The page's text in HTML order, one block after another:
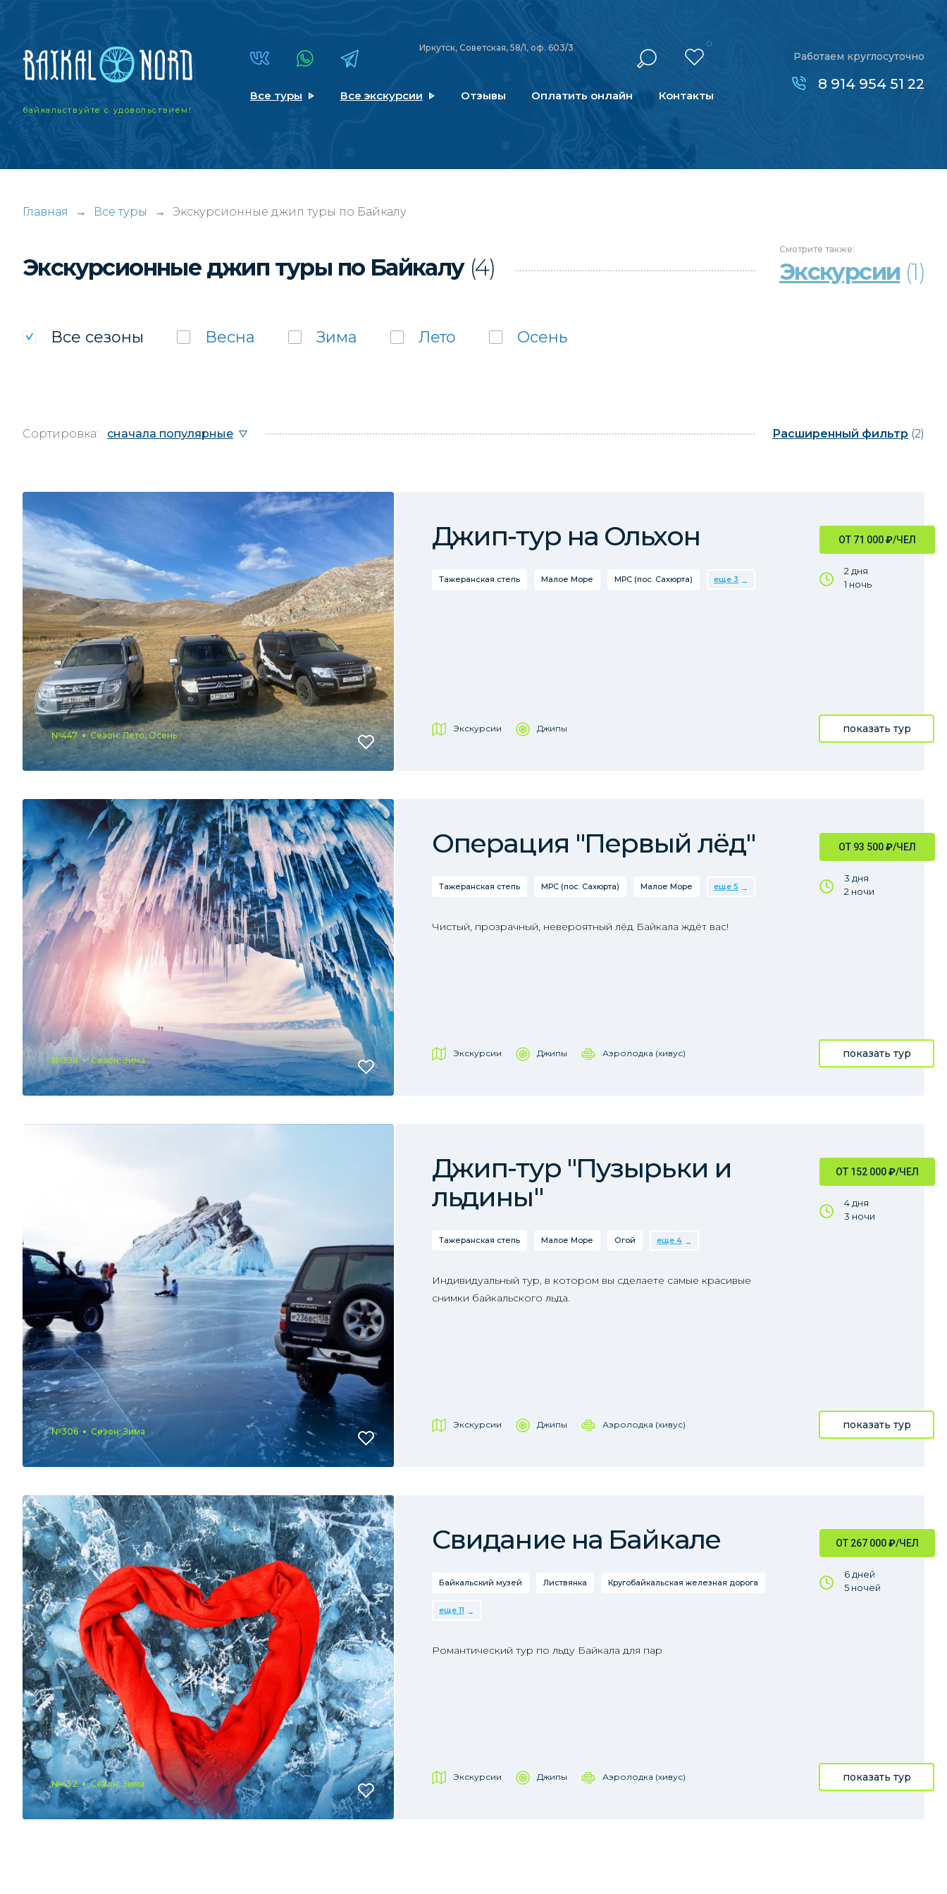
байкальствуйтес удовольствием!
Иркутск, Советская, 58/1, оф. 603/3 0
Все туры Все экскурсии Отзывы Оплатить онлайн Контакты
Работаем круглосуточно
8 914 954 51 22
Главная → Все туры → Экскурсионные джип туры по Байкалу
Экскурсионные джип туры по Байкалу (4)
Смотрите также:
Экскурсии (1)
Все сезоны Весна Зима Лето Осень
Сортировка: сначала популярные Расширенный фильтр (2)
№447 Сезон: Лето, Осень
ОТ 71 000₽/ЧЕЛ
2 дня
1 ночь
Джип-тур на Ольхон
Тажеранская степь Малое Море МРС (пос. Сахюрта) еще 3
Экскурсии Джипы показать тур
№398 Сезон: Зима
ОТ 93 500₽/ЧЕЛ
3 дня
2 ночи
Операция "Первый лёд"
Тажеранская степь МРС (пос. Сахюрта) Малое Море еще 5
Чистый, прозрачный, невероятный лёд Байкала ждёт вас!
Экскурсии Джипы Аэролодка (хивус) показать тур
№306 Сезон: Зима
ОТ 152 000₽/ЧЕЛ
4 дня
3 ночи
Джип-тур "Пузырьки и
льдины"
Тажеранская степь Малое Море Огой еще 4
Индивидуальный тур, в котором вы сделаете самые красивые
снимки байкальского льда.
Экскурсии Джипы Аэролодка (хивус) показать тур
№452 Сезон: Зима
ОТ 267 000₽/ЧЕЛ
6 дней
5 ночей
Свидание на Байкале
Байкальский музей Листвянка Кругобайкальская железная дорога
еще 11
Романтический тур по льду Байкала для пар
Экскурсии Джипы Аэролодка (хивус) показать тур